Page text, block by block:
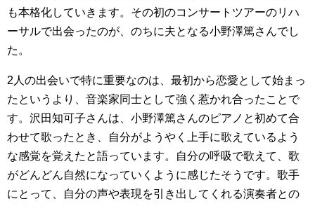
も本格化していきます。その初のコンサートツアーのリハ
ーサルで出会ったのが、のちに夫となる小野澤篤さんでし
た。
2人の出会いで特に重要なのは、最初から恋愛として始まっ
たというより、音楽家同士として強く惹かれ合ったことで
す。沢田知可子さんは、小野澤篤さんのピアノと初めて合
わせて歌ったとき、自分がようやく上手に歌えているよう
な感覚を覚えたと語っています。自分の呼吸で歌えて、歌
がどんどん自然になっていくように感じたそうです。歌手
にとって、自分の声や表現を引き出してくれる演奏者との